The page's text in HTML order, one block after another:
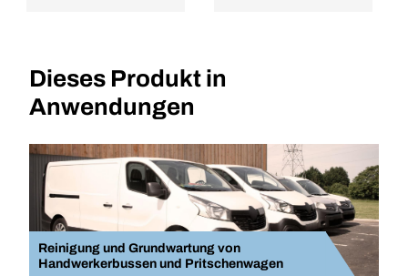
Dieses Produkt in
Anwendungen
Reinigung und Grundwartung von
Handwerkerbussen und Pritschenwagen